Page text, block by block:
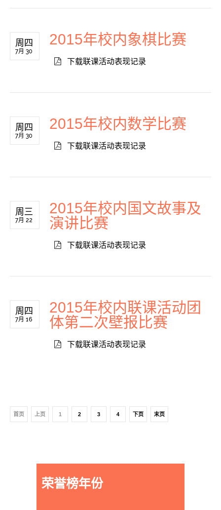
周四
7月 30
2015年校内象棋比赛
下载联课活动表现记录
周四
7月 30
2015年校内数学比赛
下载联课活动表现记录
周三
7月 22
2015年校内国文故事及
演讲比赛
下载联课活动表现记录
周四
7月 16
2015年校内联课活动团
体第二次壁报比赛
下载联课活动表现记录
首页 上页 1 2 3 4 下页 末页
荣誉榜年份